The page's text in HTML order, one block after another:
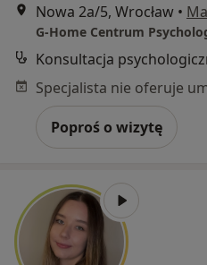
Nowa 2a/5, Wrocław •
G-Home Centrum
Konsultacja
Poproś o wizytę